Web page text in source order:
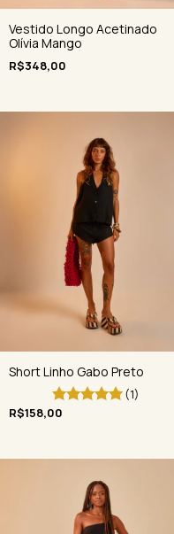
Vestido Longo Acetinado
Olívia Mango
R$348,00
Short Linho Gabo Preto
(1)
R$158,00